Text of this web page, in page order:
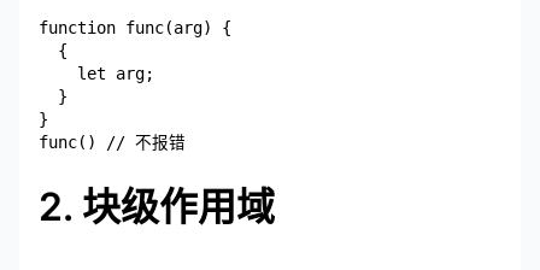
function func(arg) {
  {
    let arg;
  }
}
2. 块级作用域